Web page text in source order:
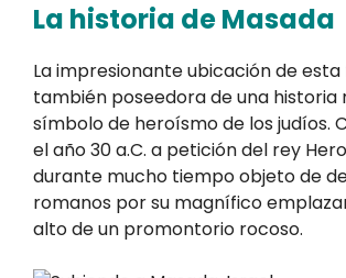
La historia de Masada
La impresionante ubicación de
también poseedora de una
símbolo de heroísmo de los judíos.
el año 30 a.C. a petición del rey
durante mucho tiempo objeto de
romanos por su magnífico
alto de un promontorio rocoso.